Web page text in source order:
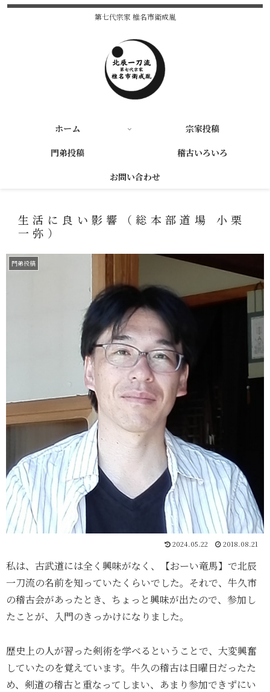
第七代宗家 椎名市衛成胤
ホーム
宗家投稿
門弟投稿
稽古いろいろ
お問い合わせ
生活に良い影響（総本部道場 小栗
一弥）
門弟投稿
2024.05.22 2018.08.21
私は、古武道には全く興味がなく、【おーい竜馬】で北辰
一刀流の名前を知っていたくらいでした。それで、牛久市
の稽古会があったとき、ちょっと興味が出たので、参加し
たことが、入門のきっかけになりました。
歴史上の人が習った剣術を学べるということで、大変興奮
していたのを覚えています。牛久の稽古は日曜日だったた
め、剣道の稽古と重なってしまい、あまり参加できずにい